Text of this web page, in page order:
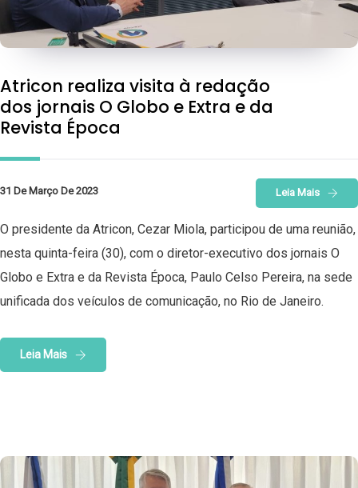
Atricon realiza visita à redação
dos jornais O Globo e Extra e da
Revista Época
31 De Março De 2023 Leia Mais
O presidente da Atricon, Cezar Miola, participou de uma reunião,
nesta quinta-feira (30), com o diretor-executivo dos jornais O
Globo e Extra e da Revista Época, Paulo Celso Pereira, na sede
unificada dos veículos de comunicação, no Rio de Janeiro.
Leia Mais